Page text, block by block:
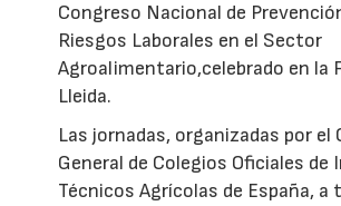
Congreso Nacional de
Riesgos Laborales en el Sector
Agroalimentario,celebrado en la
Lleida.
Las jornadas, organizadas por el
General de Colegios Oficiales de
Técnicos Agrícolas de España, a